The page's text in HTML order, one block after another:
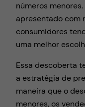
números
apresentado com
consumidores
uma melhor
Essa descoberta
a estratégia de
maneira que o
menores, os